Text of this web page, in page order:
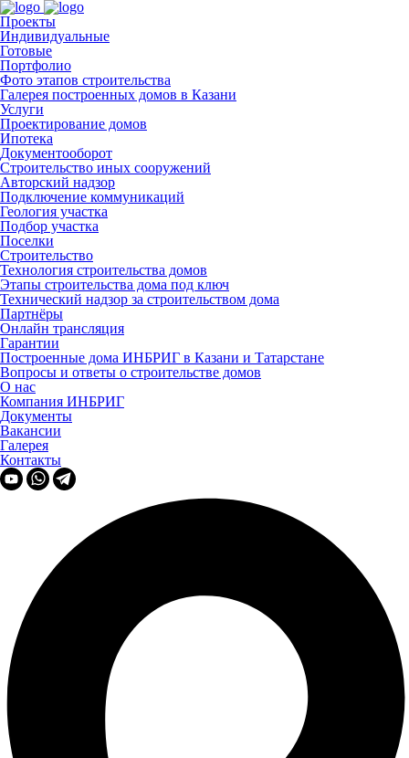
Проекты
Индивидуальные
Готовые
Портфолио
Фото этапов строительства
Галерея построенных домов в Казани
Услуги
Проектирование домов
Ипотека
Документооборот
Строительство иных сооружений
Авторский надзор
Подключение коммуникаций
Геология участка
Подбор участка
Поселки
Строительство
Технология строительства домов
Этапы строительства дома под ключ
Технический надзор за строительством дома
Партнёры
Онлайн трансляция
Гарантии
Построенные дома ИНБРИГ в Казани и Татарстане
Вопросы и ответы о строительстве домов
О нас
Компания ИНБРИГ
Документы
Вакансии
Галерея
Контакты